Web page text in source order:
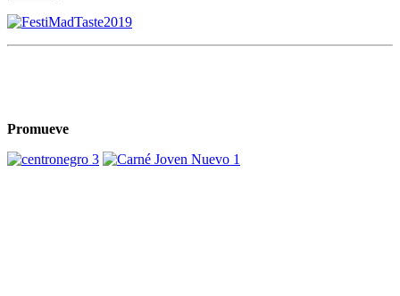
Promueve